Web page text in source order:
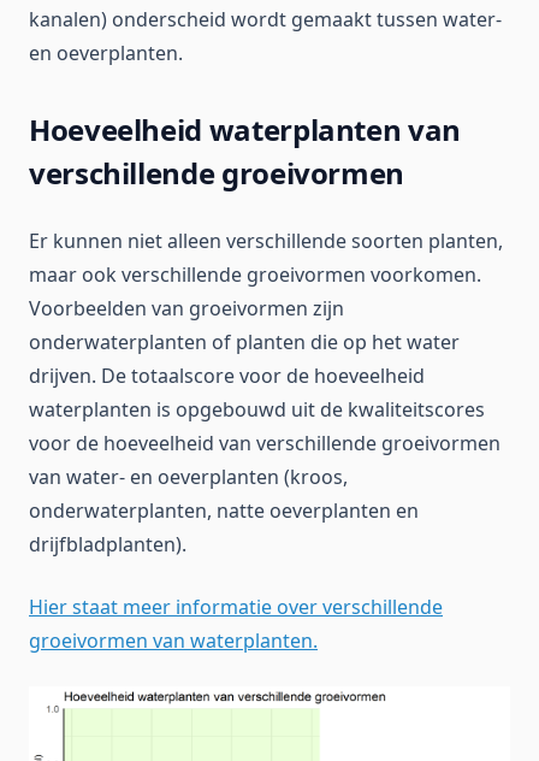
kanalen) onderscheid wordt gemaakt tussen water-
en oeverplanten.
Hoeveelheid waterplanten van
verschillende groeivormen
Er kunnen niet alleen verschillende soorten planten,
maar ook verschillende groeivormen voorkomen.
Voorbeelden van groeivormen zijn
onderwaterplanten of planten die op het water
drijven. De totaalscore voor de hoeveelheid
waterplanten is opgebouwd uit de kwaliteitscores
voor de hoeveelheid van verschillende groeivormen
van water- en oeverplanten (kroos,
onderwaterplanten, natte oeverplanten en
drijfbladplanten).
Hier staat meer informatie over verschillende
groeivormen van waterplanten.